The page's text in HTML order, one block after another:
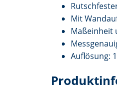
Mit
Maßeinheit
Auflösung: